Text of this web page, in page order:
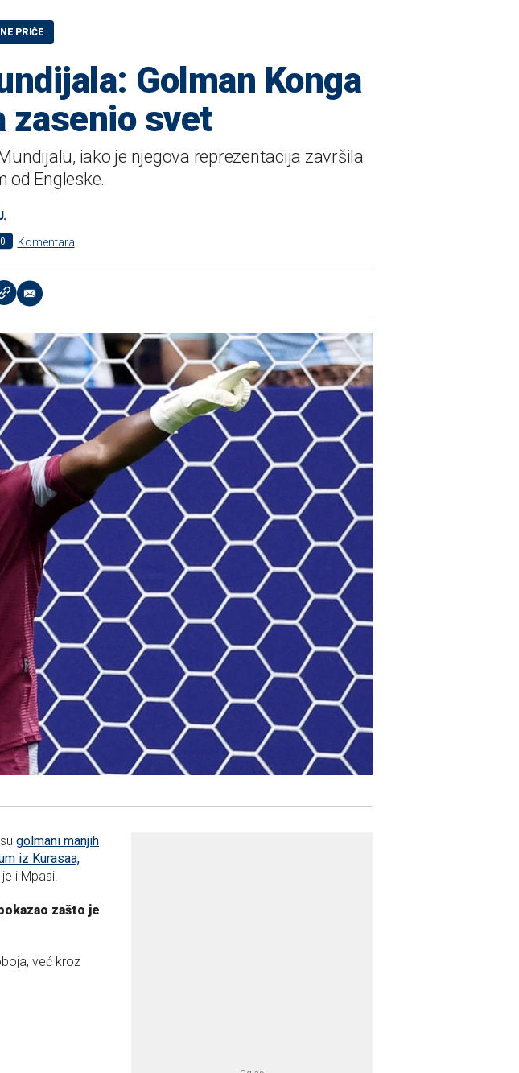
PRIČE
Golman Konga
zasenio svet
iako je njegova reprezentacija završila
od Engleske.
0 Komentara
golmani manjih
iz Kurasaa,
i Mpasi.
zašto je
već kroz